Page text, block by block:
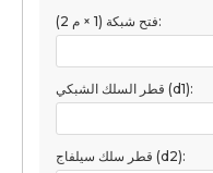
فتح شبكة (1 × م 2):
قطر السلك الشبكي (d1):
قطر سلك سيلفاج (d2):